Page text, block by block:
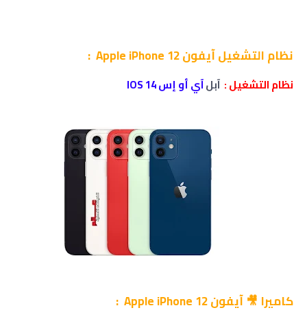
نظام التشغيل آيفون Apple iPhone 12 :
نظام التشغيل : آبلآي أو إس IOS 14
كاميرا 🎥 آيفون Apple iPhone 12 :